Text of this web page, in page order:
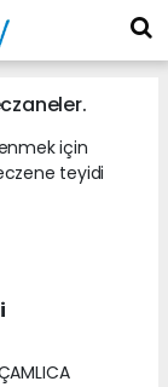
için
teyidi